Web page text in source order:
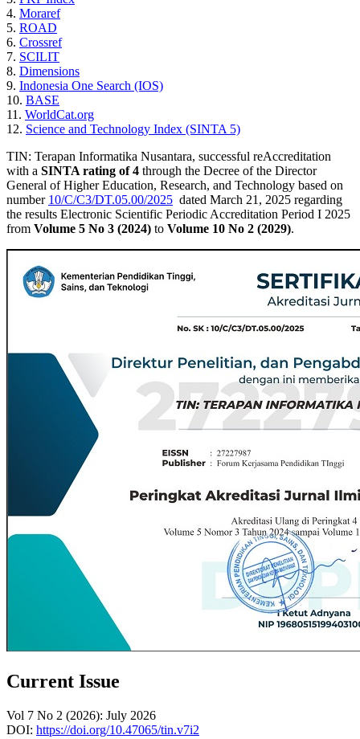
4. Moraref
5. ROAD
6. Crossref
7. SCILIT
8. Dimensions
9. Indonesia One Search (IOS)
10. BASE
11. WorldCat.org
12. Science and Technology Index (SINTA 5)
TIN: Terapan Informatika Nusantara, successful reAccreditation
with a SINTA rating of 4 through the Decree of the Director
General of Higher Education, Research, and Technology based on
number 10/C/C3/DT.05.00/2025 dated March 21, 2025 regarding
the results Electronic Scientific Periodic Accreditation Period I 2025
from Volume 5 No 3 (2024) to Volume 10 No 2 (2029).
Current Issue
Vol 7 No 2 (2026): July 2026
DOI: https://doi.org/10.47065/tin.v7i2